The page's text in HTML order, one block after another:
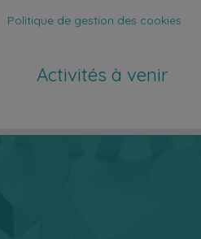
Politique de gestion des cookies
Activités à venir